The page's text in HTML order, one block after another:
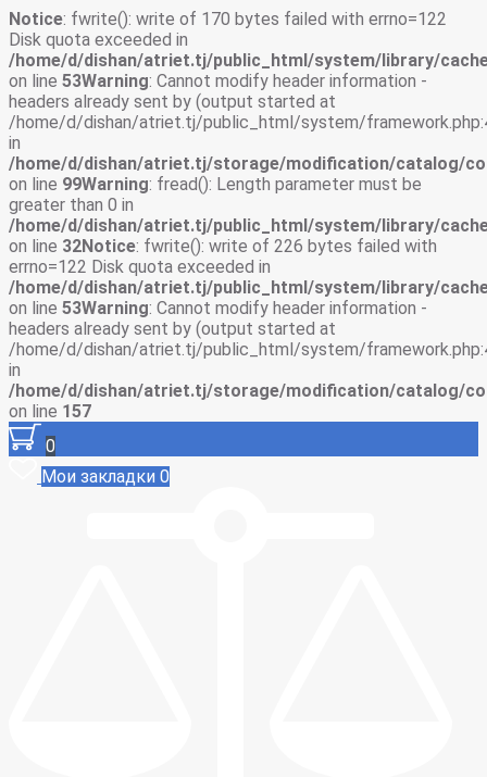
Notice: fwrite(): write of 170 bytes failed with errno=122
Disk quota exceeded in
/home/d/dishan/atriet.tj/public_html/system/library/
on line 53Warning: Cannot modify header information -
headers already sent by (output started at
/home/d/dishan/atriet.tj/public_html/system/
in
/home/d/dishan/atriet.tj/storage/modification/catalog/
on line 99Warning: fread(): Length parameter must be
greater than 0 in
/home/d/dishan/atriet.tj/public_html/system/library/
on line 32Notice: fwrite(): write of 226 bytes failed with
errno=122 Disk quota exceeded in
/home/d/dishan/atriet.tj/public_html/system/library/
on line 53Warning: Cannot modify header information -
headers already sent by (output started at
/home/d/dishan/atriet.tj/public_html/system/
in
/home/d/dishan/atriet.tj/storage/modification/catalog/
on line 157
0
Мои закладки 0